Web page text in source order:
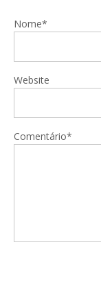
Nome*
Website
Comentário*